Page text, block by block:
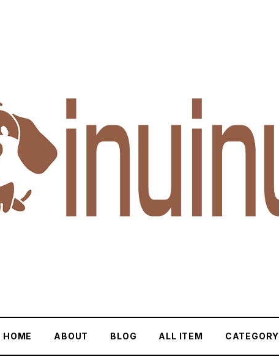
HOME ABOUT BLOG ALL ITEM CATEGORY